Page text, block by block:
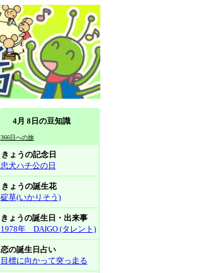
4月 8日の豆知識
366日への旅
きょうの記念日
忠犬ハチ公の日
きょうの誕生花
碇草(いかりそう)
きょうの誕生日・出来事
1978年 DAIGO (タレント)
恋の誕生日占い
目標に向かって突っ走る